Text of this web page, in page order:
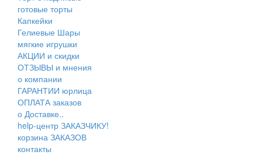
готовые торты
Капкейки
Гелиевые Шары
мягкие игрушки
АКЦИИ и скидки
ОТЗЫВЫ и мнения
о компании
ГАРАНТИИ юрлица
ОПЛАТА заказов
о Доставке..
help-центр ЗАКАЗЧИКУ!
корзина ЗАКАЗОВ
контакты